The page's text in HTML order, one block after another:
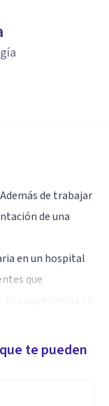
de trabajar
de una
en un hospital
que
de la conducta
y 3ra generación
te pueden